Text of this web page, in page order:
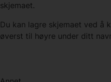
skjemaet.
Du kan lagre skjemaet ved å
øverst til høyre under ditt